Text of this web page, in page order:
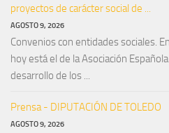
proyectos de carácter social de ...
AGOSTO 9, 2026
Convenios con entidades sociales.
hoy está el de la Asociación
desarrollo de los ...
Prensa - DIPUTACIÓN DE TOLEDO
AGOSTO 9, 2026